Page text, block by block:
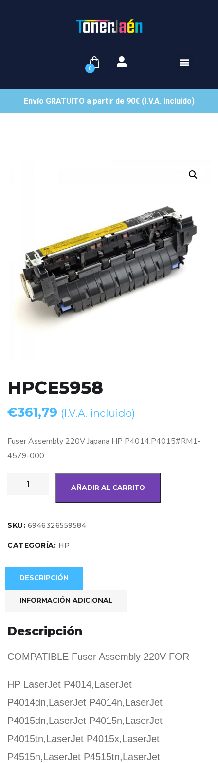
0
Envío GRATUITO a partir de 90€ (I.V.A. incluido)
HPCE5958
€361,79 (I.V.A. incluido)
Fuser Assembly 220V Japana HP P4014,P4015#RM1-
4579-000
AÑADIR AL CARRITO
SKU: 6946326559584
CATEGORÍA: HP
DESCRIPCIÓN
INFORMACIÓN ADICIONAL
Descripción
COMPATIBLE Fuser Assembly 220V FOR
HP LaserJet P4014,LaserJet
P4014dn,LaserJet P4014n,LaserJet
P4015dn,LaserJet P4015n,LaserJet
P4015tn,LaserJet P4015x,LaserJet
P4515n,LaserJet P4515tn,LaserJet